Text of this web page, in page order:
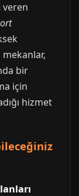
veren
bir
için
hizmet